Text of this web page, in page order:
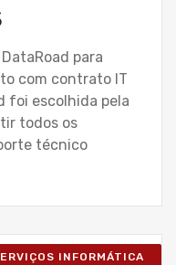
para
com contrato IT
foi escolhida pela
todos os
técnico
INFORMÁTICA